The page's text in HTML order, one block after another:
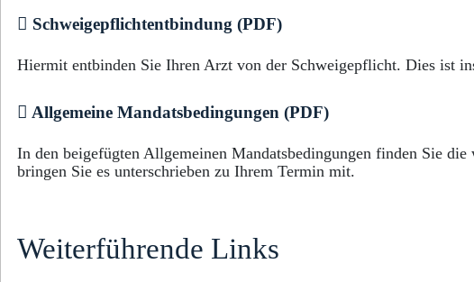
Schweigepflichtentbindung (PDF)
Hiermit entbinden Sie Ihren Arzt von der Schweigepflicht. Dies ist
Allgemeine Mandatsbedingungen (PDF)
In den beigefügten Allgemeinen Mandatsbedingungen finden Sie
bringen Sie es unterschrieben zu Ihrem Termin mit.
Weiterführende Links